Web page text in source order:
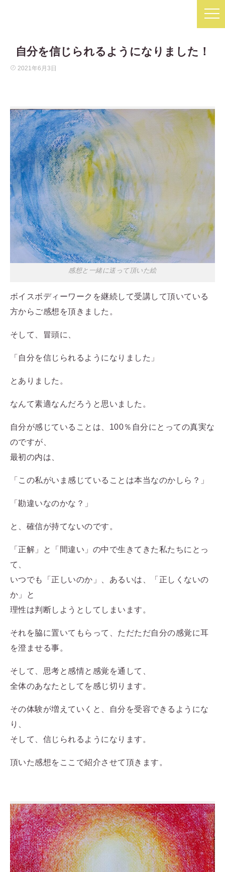
自分を信じられるようになりました！
2021年6月3日
感想と一緒に送って頂いた絵
ボイスボディーワークを継続して受講して頂いている
方からご感想を頂きました。
そして、冒頭に、
「自分を信じられるようになりました」
とありました。
なんて素適なんだろうと思いました。
自分が感じていることは、100％自分にとっての真実な
のですが、
最初の内は、
「この私がいま感じていることは本当なのかしら？」
「勘違いなのかな？」
と、確信が持てないのです。
「正解」と「間違い」の中で生きてきた私たちにとっ
て、
いつでも「正しいのか」、あるいは、「正しくないの
か」と
理性は判断しようとしてしまいます。
それを脇に置いてもらって、ただただ自分の感覚に耳
を澄ませる事。
そして、思考と感情と感覚を通して、
全体のあなたとしてを感じ切ります。
その体験が増えていくと、自分を受容できるようにな
り、
そして、信じられるようになります。
頂いた感想をここで紹介させて頂きます。